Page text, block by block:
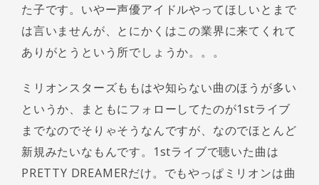
た子です。いやー声優アイドルやってほしいとまで
は言いませんが、とにかくはこの業界に来てくれて
ありがとうという所でしょうか。。。
ミリオンスターズももはや知らない曲のほうが多い
というか、まともにフォローしてたのが1stライブ
までなのでそりゃそうなんですが、なのでほとんど
新規みたいなもんです。1stライブで聴いた曲は
PRETTY DREAMERだけ。でもやっぱミリオンは曲